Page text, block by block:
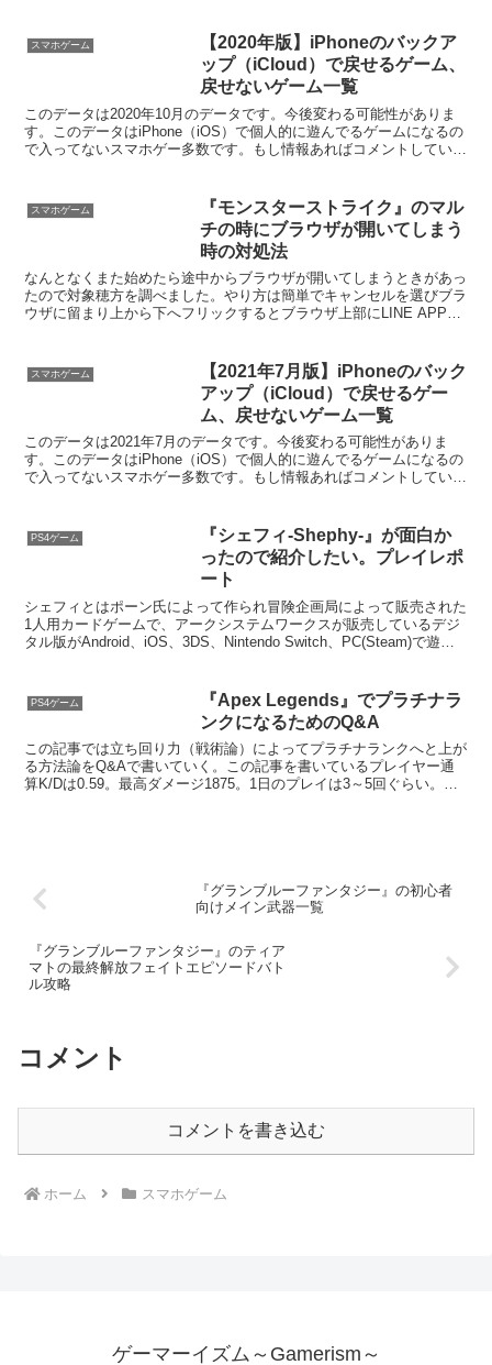
コピー コメント
あまねをフォローする
関連記事
『Apex Legends』の初心者向け
アドバイス
こんにちは、弱いけどランクマッチでシーズン5前半はなんとかプラ
チナまで行けました。そんな弱い人からの初心者向けアドバイスをし
たいと思います。レジェンドこれは好きなレジェンドを使いましょ
スマホゲーム
【2020年版】iPhoneのバックア
ップ（iCloud）で戻せるゲーム、
戻せないゲーム一覧
このデータは2020年10月のデータです。今後変わる可能性がありま
す。このデータはiPhone（iOS）で個人的に遊んでるゲームになるの
で入ってないスマホゲー多数です。もし情報あればコメントしていた
スマホゲーム
『モンスターストライク』のマル
チの時にブラウザが開いてしまう
時の対処法
なんとなくまた始めたら途中からブラウザが開いてしまうときがあっ
たので対象穂方を調べました。やり方は簡単でキャンセルを選びブラ
アップ（iCloud）で戻せるゲー
ム、戻せないゲーム一覧
す。このデータはiPhone（iOS）で個人的に遊んでるゲームになるの
で入ってないスマホゲー多数です。もし情報あればコメントしていた
だければ反映します。更新データは水色です。引...
タル版がAndroid、iOS、3DS、Nintendo Switch、PC(Steam)で遊べ
るゲームです。デジタ...
PS4ゲーム
『Apex Legends』でプラチナラ